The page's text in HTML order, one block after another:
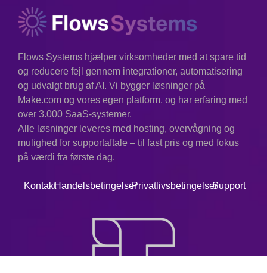
Flows Systems hjælper virksomheder med at spare tid
og reducere fejl gennem integrationer, automatisering
og udvalgt brug af AI. Vi bygger løsninger på
Make.com og vores egen platform, og har erfaring med
over 3.000 SaaS-systemer.
Alle løsninger leveres med hosting, overvågning og
mulighed for supportaftale – til fast pris og med fokus
på værdi fra første dag.
KontaktHandelsbetingelserPrivatlivsbetingelserSupport